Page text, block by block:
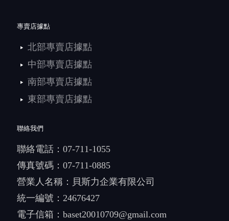
專賣店據點
北部專賣店據點
中部專賣店據點
南部專賣店據點
東部專賣店據點
聯絡我們
聯絡電話： 07-711-1055
傳真號碼：07-711-0885
營業人名稱：貝斯力企業有限公司
統一編號：24676427
電子信箱： baset20010709@gmail.com